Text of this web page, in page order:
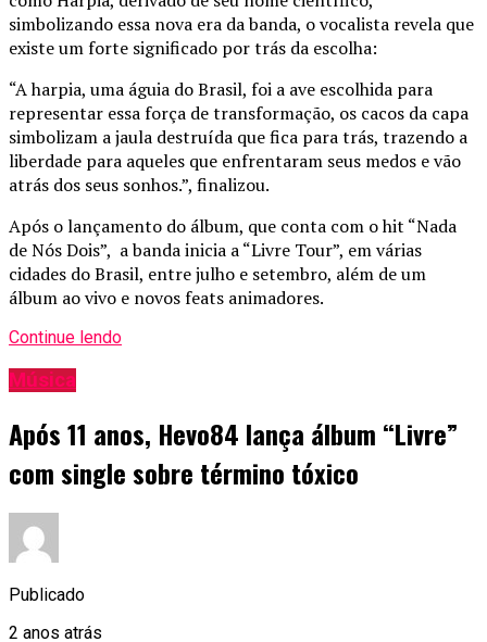
simbolizando essa nova era da banda, o vocalista revela que
existe um forte significado por trás da escolha:
“A harpia, uma águia do Brasil, foi a ave escolhida para
representar essa força de transformação, os cacos da capa
simbolizam a jaula destruída que fica para trás, trazendo a
liberdade para aqueles que enfrentaram seus medos e vão
atrás dos seus sonhos.”, finalizou.
Após o lançamento do álbum, que conta com o hit “Nada
de Nós Dois”, a banda inicia a “Livre Tour”, em várias
cidades do Brasil, entre julho e setembro, além de um
álbum ao vivo e novos feats animadores.
Continue lendo
Música
Após 11 anos, Hevo84 lança álbum “Livre”
com single sobre término tóxico
Publicado
2 anos atrás